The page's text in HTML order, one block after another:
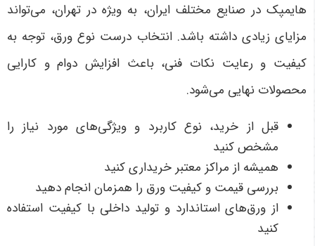
هایمپک در صنایع مختلف ایران، به ویژه در تهران، می‌تواند
مزایای زیادی داشته باشد. انتخاب درست نوع ورق، توجه به
کیفیت و رعایت نکات فنی، باعث افزایش دوام و کارایی
محصولات نهایی می‌شود.
قبل از خرید، نوع کاربرد و ویژگی‌های مورد نیاز را
مشخص کنید
همیشه از مراکز معتبر خریداری کنید
بررسی قیمت و کیفیت ورق را همزمان انجام دهید
از ورق‌های استاندارد و تولید داخلی با کیفیت استفاده
کنید